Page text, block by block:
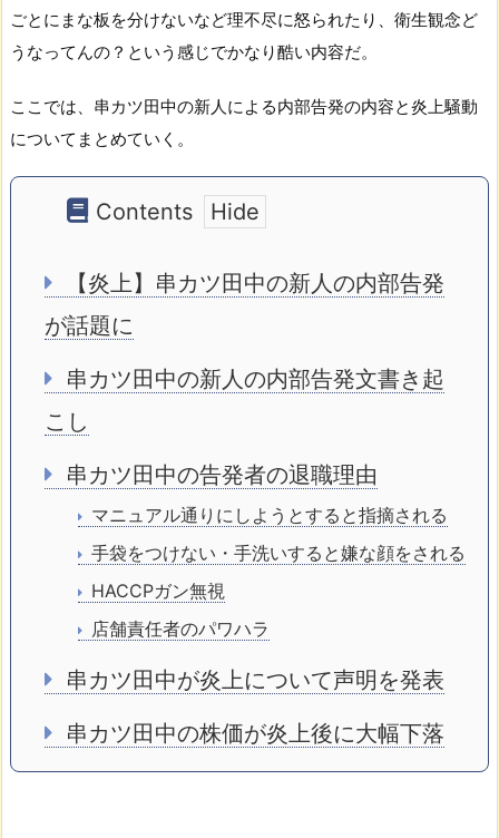
ごとにまな板を分けないなど理不尽に怒られたり、衛生観念ど
うなってんの？という感じでかなり酷い内容だ。
ここでは、串カツ田中の新人による内部告発の内容と炎上騒動
についてまとめていく。
Contents
【炎上】串カツ田中の新人の内部告発
が話題に
串カツ田中の新人の内部告発文書き起
こし
串カツ田中の告発者の退職理由
マニュアル通りにしようとすると指摘される
手袋をつけない・手洗いすると嫌な顔をされる
HACCPガン無視
店舗責任者のパワハラ
串カツ田中が炎上について声明を発表
串カツ田中の株価が炎上後に大幅下落